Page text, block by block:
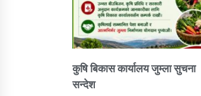
तातोपानी गाउँपालिका जुम्लाको बालविवाह सन्देश
कुषि बिकास कार्यालय जुम्ला सुचना
सन्देश